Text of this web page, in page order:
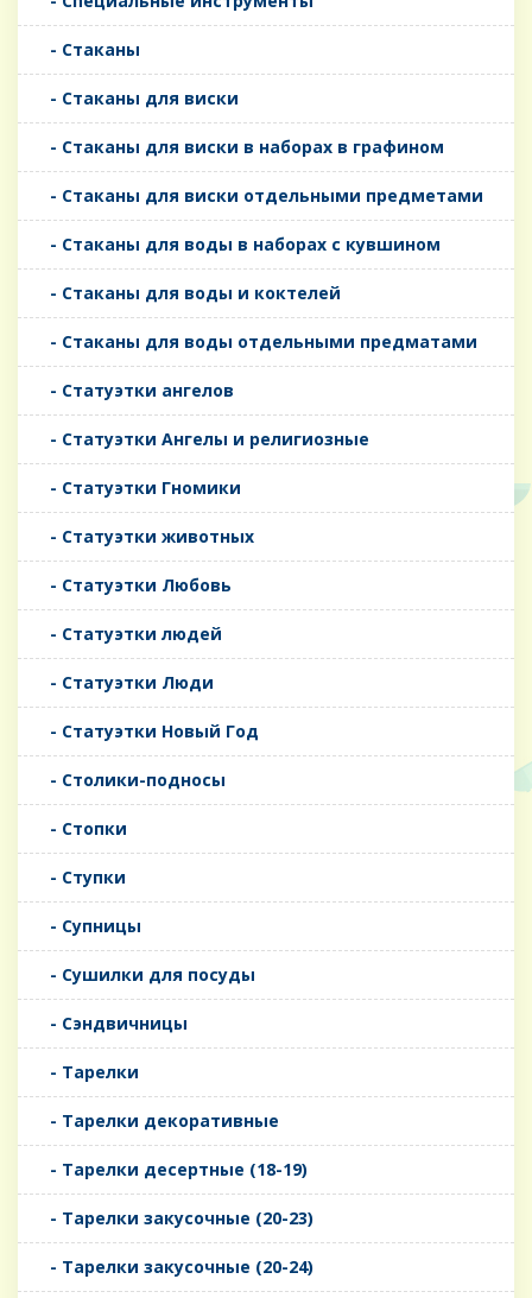
- Стаканы
- Стаканы для виски
- Стаканы для виски в наборах в графином
- Стаканы для виски отдельными предметами
- Стаканы для воды в наборах с кувшином
- Стаканы для воды и коктелей
- Стаканы для воды отдельными предматами
- Статуэтки ангелов
- Статуэтки Ангелы и религиозные
- Статуэтки Гномики
- Статуэтки животных
- Статуэтки Любовь
- Статуэтки людей
- Статуэтки Люди
- Статуэтки Новый Год
- Столики-подносы
- Стопки
- Ступки
- Супницы
- Сушилки для посуды
- Сэндвичницы
- Тарелки
- Тарелки декоративные
- Тарелки десертные (18-19)
- Тарелки закусочные (20-23)
- Тарелки закусочные (20-24)